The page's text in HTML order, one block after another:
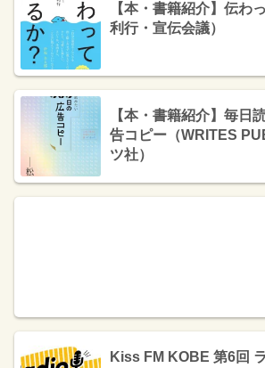
【本・書籍紹介】伝わ
利行・宣伝会議）
【本・書籍紹介】毎日
告コピー（WRITES
ツ社）
Kiss FM KOBE 第6回